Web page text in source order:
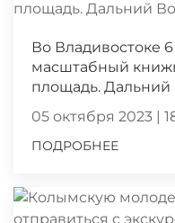
Во Владивостоке
масштабный
площадь. Дальний
05 октября 2023 |
ПОДРОБНЕЕ